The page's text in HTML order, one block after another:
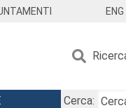
ENG
Cerca: